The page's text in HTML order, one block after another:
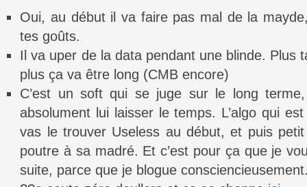
Oui, au début il va faire pas mal de la
tes goûts.
Il va uper de la data pendant une blinde. Plus
plus ça va être long (CMB encore)
C’est un soft qui se juge sur le long
absolument lui laisser le temps. L’algo qui
vas le trouver Useless au début, et puis
poutre à sa madré. Et c’est pour ça que je
suite, parce que je blogue